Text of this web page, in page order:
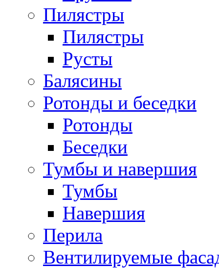
Пилястры
Пилястры
Русты
Балясины
Ротонды и беседки
Ротонды
Беседки
Тумбы и навершия
Тумбы
Навершия
Перила
Вентилируемые